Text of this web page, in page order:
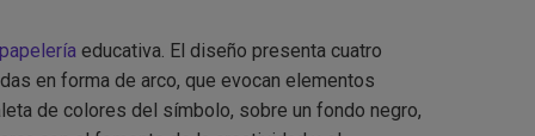
educativa. El diseño presenta cuatro
en forma de arco, que evocan elementos
de colores del símbolo, sobre un fondo negro,